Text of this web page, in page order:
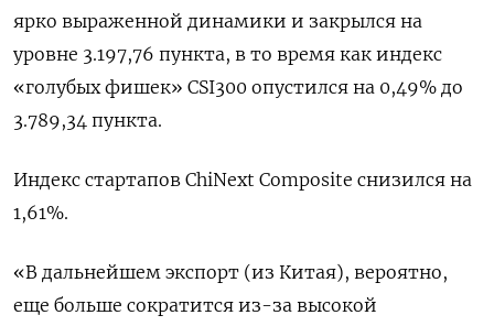
ярко выраженной динамики и закрылся на
уровне 3.197,76 пункта, в то время как индекс
«голубых фишек» CSI300 опустился на 0,49% до
3.789,34 пункта.
Индекс стартапов ChiNext Composite снизился на
1,61%.
«В дальнейшем экспорт (из Китая), вероятно,
еще больше сократится из-за высокой